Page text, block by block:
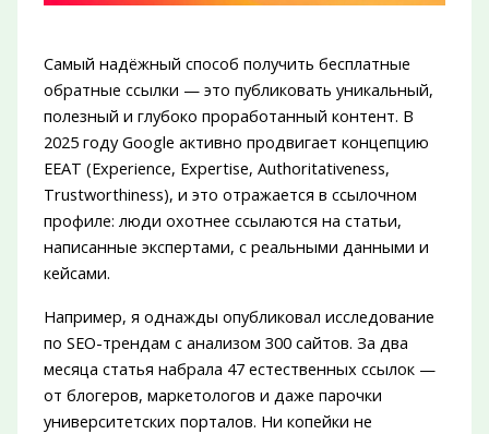
Самый надёжный способ получить бесплатные
обратные ссылки — это публиковать уникальный,
полезный и глубоко проработанный контент. В
2025 году Google активно продвигает концепцию
EEAT (Experience, Expertise, Authoritativeness,
Trustworthiness), и это отражается в ссылочном
профиле: люди охотнее ссылаются на статьи,
написанные экспертами, с реальными данными и
кейсами.
Например, я однажды опубликовал исследование
по SEO-трендам с анализом 300 сайтов. За два
месяца статья набрала 47 естественных ссылок —
от блогеров, маркетологов и даже парочки
университетских порталов. Ни копейки не